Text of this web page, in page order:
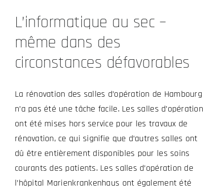
L’informatique au sec –
même dans des
circonstances défavorables
La rénovation des salles d’opération de Hambourg
n’a pas été une tâche facile. Les salles d’opération
ont été mises hors service pour les travaux de
rénovation, ce qui signifie que d’autres salles ont
dû être entièrement disponibles pour les soins
courants des patients. Les salles d’opération de
l’hôpital Marienkrankenhaus ont également été